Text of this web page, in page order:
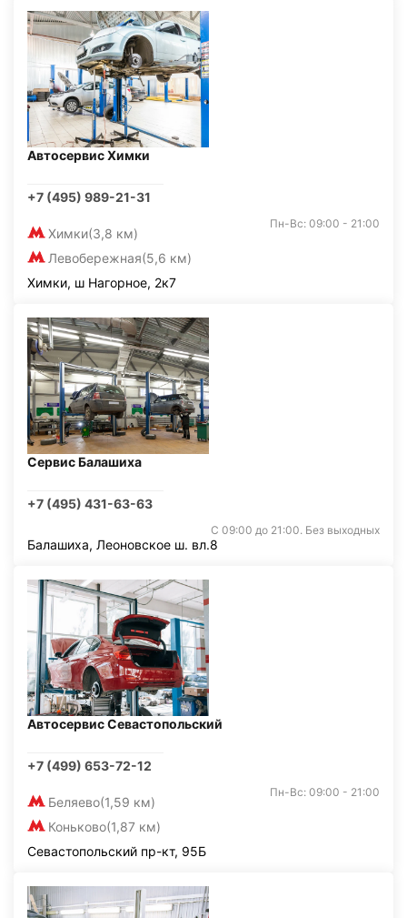
Автосервис Химки
+7 (495) 989-21-31
Химки(3,8 км)
Левобережная(5,6 км)
Пн-Вс: 09:00 - 21:00
Химки, ш Нагорное, 2к7
Сервис Балашиха
+7 (495) 431-63-63
С 09:00 до 21:00. Без выходных
Балашиха, Леоновское ш. вл.8
Автосервис Севастопольский
+7 (499) 653-72-12
Беляево(1,59 км)
Коньково(1,87 км)
Пн-Вс: 09:00 - 21:00
Севастопольский пр-кт, 95Б